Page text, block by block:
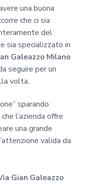
una buona
che ci sia
del
sia specializzato in
Galeazzo Milano
seguire per un
volta.
sparando
l’azienda offre
una grande
valida da
Gian Galeazzo